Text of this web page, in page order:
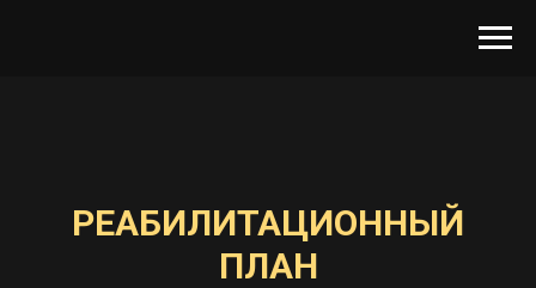
РЕАБИЛИТАЦИОННЫЙ
ПЛАН